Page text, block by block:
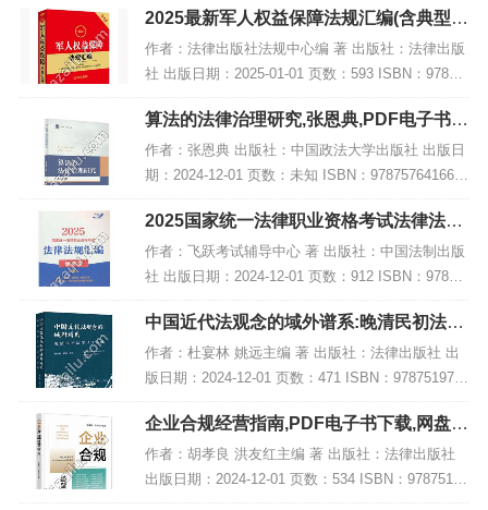
2025最新军人权益保障法规汇编(含典型案
例),PDF下载
作者：法律出版社法规中心编 著 出版社：法律出版
社 出版日期：2025-01-01 页数：593 ISBN：97875
19798079 电子书大小：191MB [高清扫描版PDF格
式] 内容...
算法的法律治理研究,张恩典,PDF电子书下
载,网盘资源
作者：张恩典 出版社：中国政法大学出版社 出版日
期：2024-12-01 页数：未知 ISBN：978757641668
8 电子书大小：185MB [高清扫描版PDF格式] 内容
简介 202...
2025国家统一法律职业资格考试法律法规
汇编(便携本)第一卷【2025飞跃版?便…,P
DF
作者：飞跃考试辅导中心 著 出版社：中国法制出版
社 出版日期：2024-12-01 页数：912 ISBN：97875
21647723 电子书大小：256MB [高清扫描版PDF格
式] 内容...
中国近代法观念的域外谱系:晚清民初法学
译文选编,PDF下载
作者：杜宴林 姚远主编 著 出版社：法律出版社 出
版日期：2024-12-01 页数：471 ISBN：978751979
6822 电子书大小：213MB [高清扫描版PDF格式] 内
容简介...
企业合规经营指南,PDF电子书下载,网盘资
源
作者：胡孝良 洪友红主编 著 出版社：法律出版社
出版日期：2024-12-01 页数：534 ISBN：97875197
95900 电子书大小：224MB [高清扫描版PDF格式]